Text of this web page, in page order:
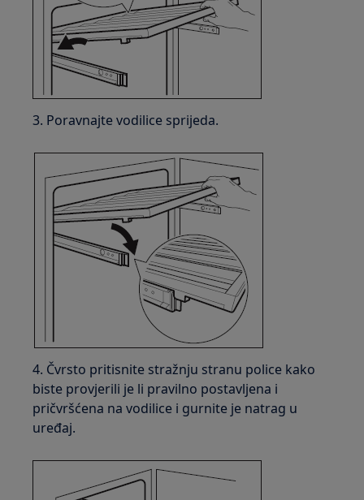
3. Poravnajte vodilice sprijeda.
4. Čvrsto pritisnite stražnju stranu police kako
biste provjerili je li pravilno postavljena i
pričvršćena na vodilice i gurnite je natrag u
uređaj.